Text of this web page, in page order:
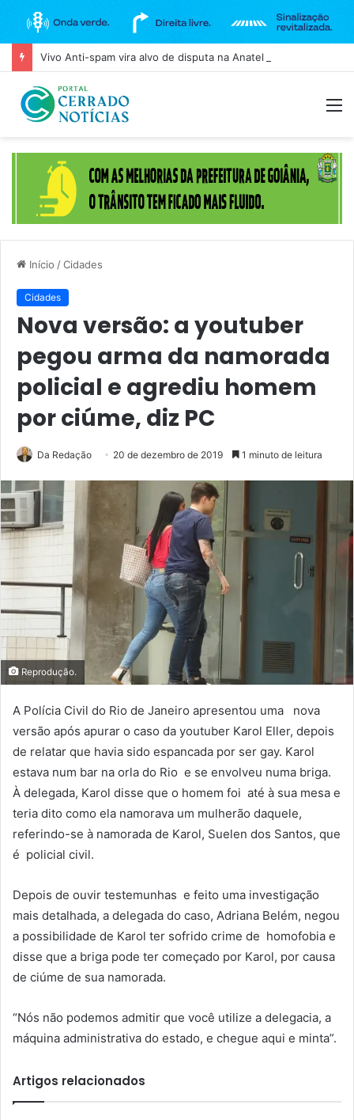
Início /Cidades
Cidades
Nova versão: a youtuber
pegou arma da namorada
policial e agrediu homem
por ciúme, diz PC
Da Redação 20 de dezembro de 2019 1 minuto de leitura
Reprodução.
A Polícia Civil do Rio de Janeiro apresentou uma nova
versão após apurar o caso da youtuber Karol Eller, depois
de relatar que havia sido espancada por ser gay. Karol
estava num bar na orla do Rio e se envolveu numa briga.
À delegada, Karol disse que o homem foi até à sua mesa e
teria dito como ela namorava um mulherão daquele,
referindo-se à namorada de Karol, Suelen dos Santos, que
é policial civil.
Depois de ouvir testemunhas e feito uma investigação
mais detalhada, a delegada do caso, Adriana Belém, negou
a possibilidade de Karol ter sofrido crime de homofobia e
disse que a briga pode ter começado por Karol, por causa
de ciúme de sua namorada.
“Nós não podemos admitir que você utilize a delegacia, a
máquina administrativa do estado, e chegue aqui e minta”.
Artigos relacionados